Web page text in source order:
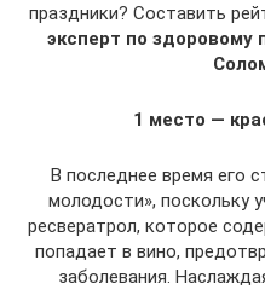
праздники? Составить
эксперт по здоровому
1 место —
В последнее время его
молодости», поскольку
ресвератрол, которое
попадает в вино,
заболевания.